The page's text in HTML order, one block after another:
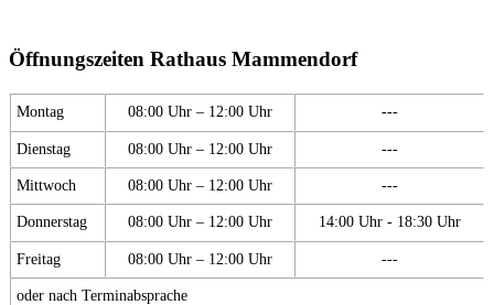
Öffnungszeiten Rathaus Mammendorf
Montag 08:00 Uhr – 12:00 Uhr ---
Dienstag 08:00 Uhr – 12:00 Uhr ---
Mittwoch 08:00 Uhr – 12:00 Uhr ---
Donnerstag 08:00 Uhr – 12:00 Uhr 14:00 Uhr - 18:30 Uhr
Freitag 08:00 Uhr – 12:00 Uhr ---
oder nach Terminabsprache